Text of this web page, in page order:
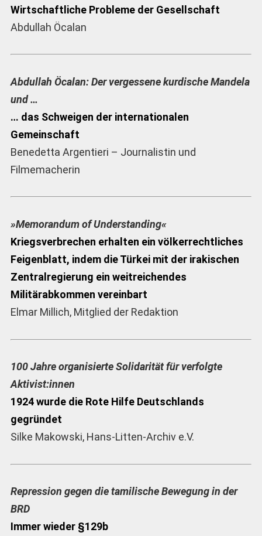
Wirtschaftliche Probleme der Gesellschaft
Abdullah Öcalan
Abdullah Öcalan: Der vergessene kurdische Mandela
und …
… das Schweigen der internationalen
Gemeinschaft
Benedetta Argentieri – Journalistin und
Filmemacherin
»Memorandum of Understanding«
Kriegsverbrechen erhalten ein völkerrechtliches
Feigenblatt, indem die Türkei mit der irakischen
Zentralregierung ein weitreichendes
Militärabkommen vereinbart
Elmar Millich, Mitglied der Redaktion
100 Jahre organisierte Solidarität für verfolgte
Aktivist:innen
1924 wurde die Rote Hilfe Deutschlands
gegründet
Silke Makowski, Hans-Litten-Archiv e.V.
Repression gegen die tamilische Bewegung in der
BRD
Immer wieder §129b